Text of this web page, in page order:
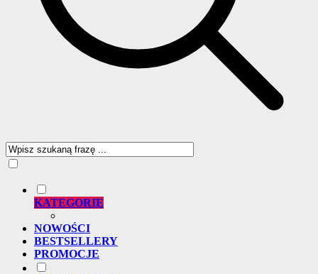
KATEGORIE
NOWOŚCI
BESTSELLERY
PROMOCJE